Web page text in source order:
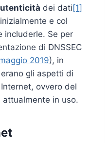
dei dati[1]
e col
includerle. Se per
di DNSSEC
2019), in
gli aspetti di
ovvero del
attualmente in uso.